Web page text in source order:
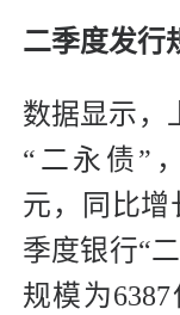
二季度发行
数据显示，
“二永债”
元，同比增
季度银行“
规模为6387